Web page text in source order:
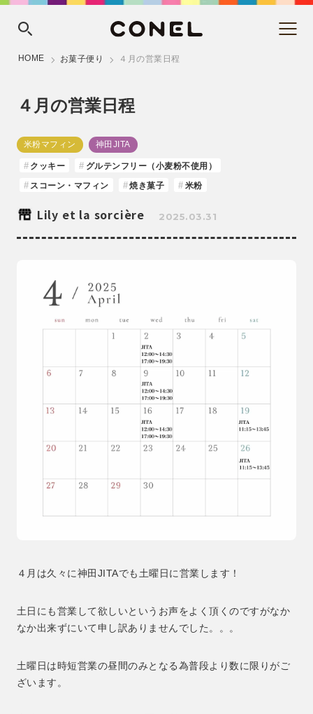
HOME お菓子便り ４月の営業日程
４月の営業日程
米粉マフィン 神田JITA
クッキー
グルテンフリー（小麦粉不使用）
スコーン・マフィン
焼き菓子 米粉
Lily et la sorcière 2025.03.31
４月は久々に神田JITAでも土曜日に営業します！
土日にも営業して欲しいというお声をよく頂くのですがなか
なか出来ずにいて申し訳ありませんでした。。。
土曜日は時短営業の昼間のみとなる為普段より数に限りがご
ざいます。